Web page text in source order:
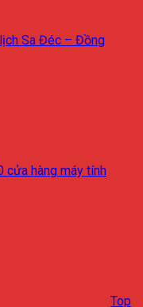
Sa Đéc – Đồng
cửa hàng máy tính
Top